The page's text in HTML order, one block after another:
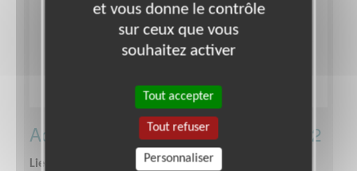
Accompagnement scolaire CP à CM2
Lieu :
et vous donne le contrôle
sur ceux que vous
souhaitez activer
Tout accepter
Tout refuser
Personnaliser